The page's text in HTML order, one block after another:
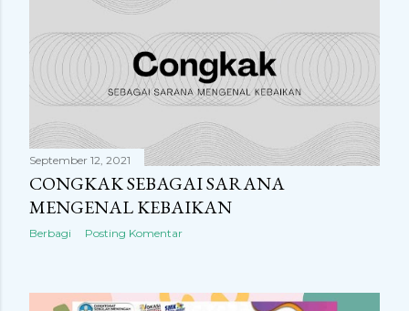
September 12, 2021
CONGKAK SEBAGAI SARANA
MENGENAL KEBAIKAN
Berbagi Posting Komentar